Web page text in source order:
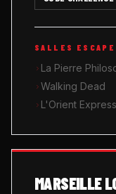
MUSIK ROOM
QUIZ GAME
SALLES ESCAPE
La Pierre
Walking Dead
L'Orient Express
MARSEILLE